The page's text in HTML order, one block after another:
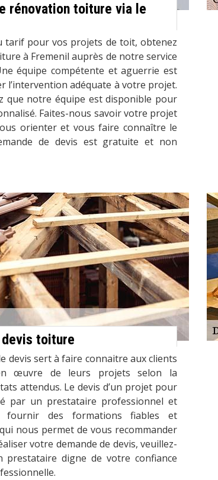
rénovation toiture via le
tarif pour vos projets de toit, obtenez
à Fremenil auprès de notre service
équipe compétente et aguerrie est
l’intervention adéquate à votre projet.
que notre équipe est disponible pour
Faites-nous savoir votre projet
orienter et vous faire connaître le
de devis est gratuite et non
toiture
devis sert à faire connaitre aux clients
œuvre de leurs projets selon la
attendus. Le devis d’un projet pour
par un prestataire professionnel et
des formations fiables et
nous permet de vous recommander
votre demande de devis, veuillez-
digne de votre confiance